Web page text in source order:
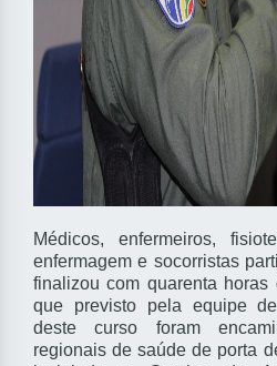
Médicos, enfermeiros,
enfermagem e socorristas
finalizou com quarenta
que previsto pela equipe
deste curso foram
regionais de saúde de porta